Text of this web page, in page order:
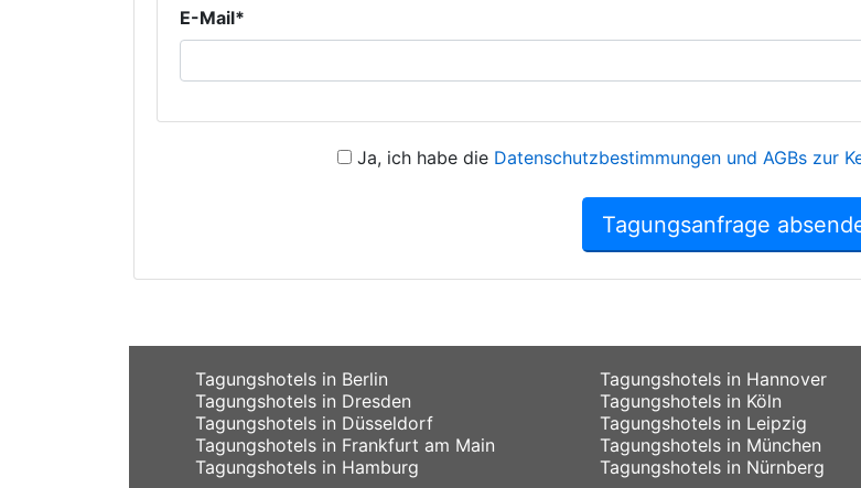
E-Mail*
Ja, ich habe die Datenschutzbestimmungen und AGBs zur
Tagungsanfrage
Tagungshotels in Berlin
Tagungshotels in Dresden
Tagungshotels in Düsseldorf
Tagungshotels in Frankfurt am Main
Tagungshotels in Hamburg
Tagungshotels in Hannover
Tagungshotels in Köln
Tagungshotels in Leipzig
Tagungshotels in München
Tagungshotels in Nürnberg